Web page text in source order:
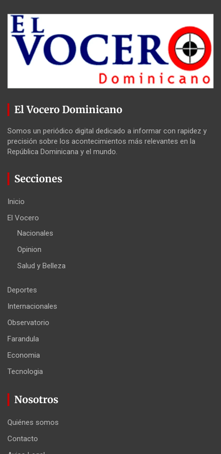
El Vocero Dominicano
Somos un periódico digital dedicado a informar con rapidez y
precisión sobre los acontecimientos más relevantes en la
República Dominicana y el mundo.
Secciones
Inicio
El Vocero
Nacionales
Opinion
Salud y Belleza
Deportes
Internacionales
Observatorio
Farandula
Economia
Tecnologia
Nosotros
Quiénes somos
Contacto